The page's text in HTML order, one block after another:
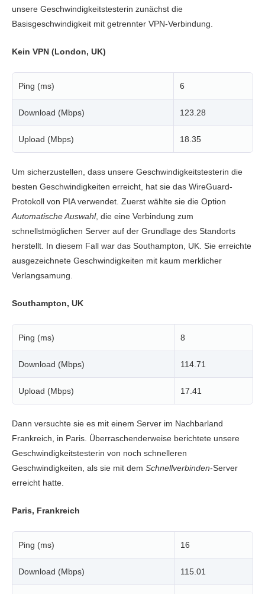
unsere Geschwindigkeitstesterin zunächst die
Basisgeschwindigkeit mit getrennter VPN-Verbindung.
Kein VPN (London, UK)
Ping (ms) 6
Download (Mbps) 123.28
Upload (Mbps) 18.35
Um sicherzustellen, dass unsere Geschwindigkeitstesterin die
besten Geschwindigkeiten erreicht, hat sie das WireGuard-
Protokoll von PIA verwendet. Zuerst wählte sie die Option
Automatische Auswahl, die eine Verbindung zum
schnellstmöglichen Server auf der Grundlage des Standorts
herstellt. In diesem Fall war das Southampton, UK. Sie erreichte
ausgezeichnete Geschwindigkeiten mit kaum merklicher
Verlangsamung.
Southampton, UK
Ping (ms) 8
Download (Mbps) 114.71
Upload (Mbps) 17.41
Dann versuchte sie es mit einem Server im Nachbarland
Frankreich, in Paris. Überraschenderweise berichtete unsere
Geschwindigkeitstesterin von noch schnelleren
Geschwindigkeiten, als sie mit dem Schnellverbinden-Server
erreicht hatte.
Paris, Frankreich
Ping (ms) 16
Download (Mbps) 115.01